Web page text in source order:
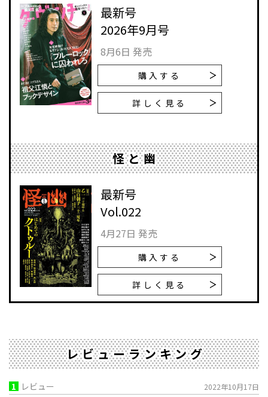
最新号
2026年9月号
8月6日 発売
購入する
詳しく見る
怪と幽
最新号
Vol.022
4月27日 発売
購入する
詳しく見る
レビューランキング
1 レビュー 2022年10月17日